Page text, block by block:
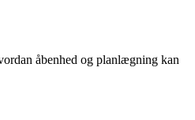
åbenhed og planlægning kan